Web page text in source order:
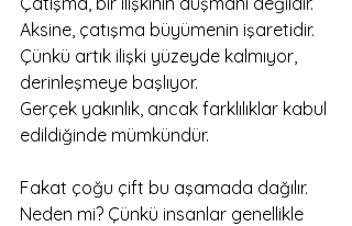
Aksine, çatışma büyümenin işaretidir.
Çünkü artık ilişki yüzeyde kalmıyor,
derinleşmeye başlıyor.
Gerçek yakınlık, ancak farklılıklar kabul
edildiğinde mümkündür.
Fakat çoğu çift bu aşamada dağılır.
Neden mi? Çünkü insanlar genellikle